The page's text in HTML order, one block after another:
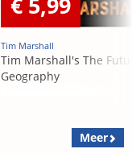
Tim Marshall
Tim Marshall's The
Geography
Meer